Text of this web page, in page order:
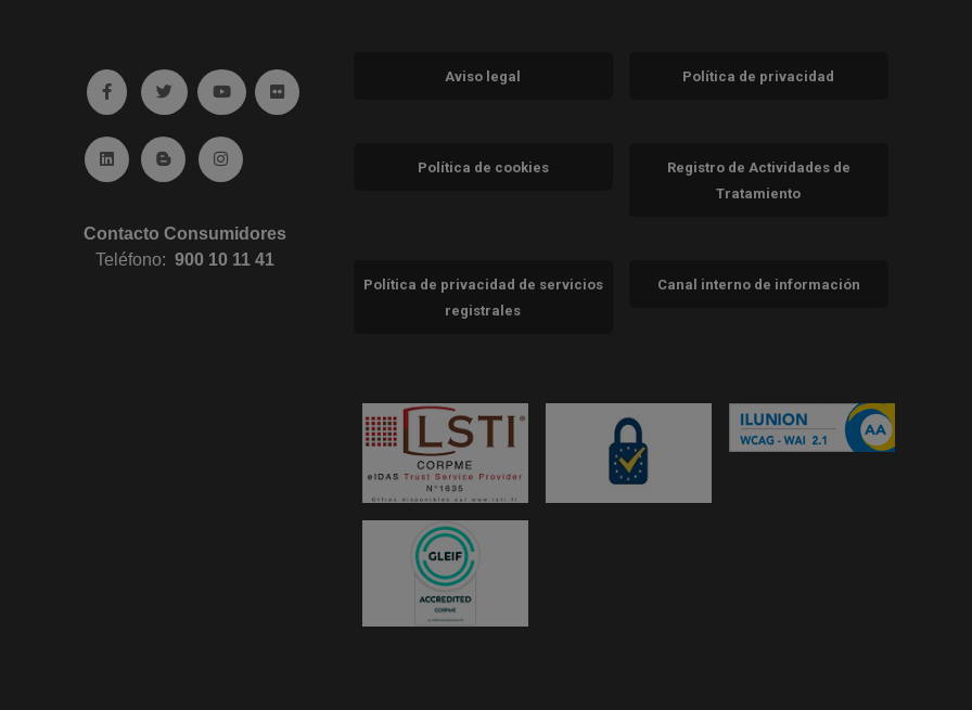
Ir a facebook (abre en ventana nueva)
Ir a twitter (abre en ventana nueva)
Ir a YouTube (abre en ventana nueva)
Ir a Flickr (abre en ventana nueva)
Ir a Linkedin (abre en ventana nueva)
Ir al Blog (abre en ventana nueva)
Ir a Instagram (abre en ventana nueva)
Contacto Consumidores
Teléfono:900 10 11 41
Aviso legal Política de privacidad
Política de cookies
Registro de Actividades de
Tratamiento
Política de privacidad de servicios
registrales
Canal interno de información